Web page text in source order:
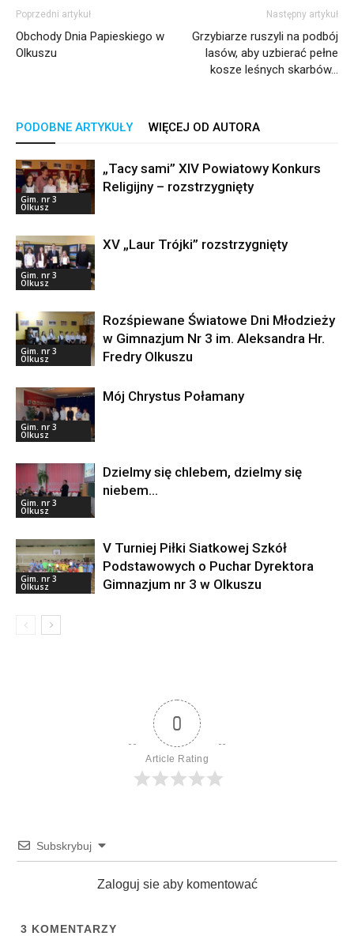
Poprzedni artykuł
Obchody Dnia Papieskiego w
Olkuszu
Następny artykuł
Grzybiarze ruszyli na podbój
lasów, aby uzbierać pełne
kosze leśnych skarbów…
PODOBNE ARTYKUŁY WIĘCEJ OD AUTORA
Gim. nr 3
Olkusz
„Tacy sami” XIV Powiatowy Konkurs
Religijny – rozstrzygnięty
Gim. nr 3
Olkusz
XV „Laur Trójki” rozstrzygnięty
Gim. nr 3
Olkusz
Rozśpiewane Światowe Dni Młodzieży
w Gimnazjum Nr 3 im. Aleksandra Hr.
Fredry Olkuszu
Gim. nr 3
Olkusz
Mój Chrystus Połamany
Gim. nr 3
Olkusz
Dzielmy się chlebem, dzielmy się
niebem…
Gim. nr 3
Olkusz
V Turniej Piłki Siatkowej Szkół
Podstawowych o Puchar Dyrektora
Gimnazjum nr 3 w Olkuszu
0
Article Rating
Subskrybuj
Zaloguj sie aby komentować
3 KOMENTARZY